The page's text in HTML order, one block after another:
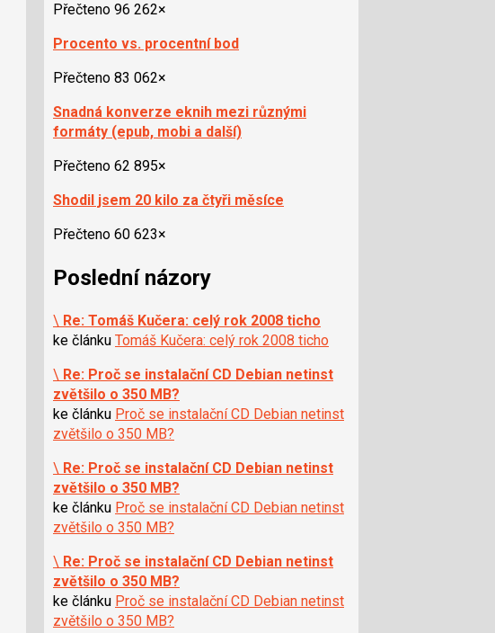
Přečteno 96 262×
Procento vs. procentní bod
Přečteno 83 062×
Snadná konverze eknih mezi různými
formáty (epub, mobi a další)
Přečteno 62 895×
Shodil jsem 20 kilo za čtyři měsíce
Přečteno 60 623×
Poslední názory
\ Re: Tomáš Kučera: celý rok 2008 ticho
ke článku Tomáš Kučera: celý rok 2008 ticho
\ Re: Proč se instalační CD Debian netinst
zvětšilo o 350 MB?
ke článku Proč se instalační CD Debian netinst
zvětšilo o 350 MB?
\ Re: Proč se instalační CD Debian netinst
zvětšilo o 350 MB?
ke článku Proč se instalační CD Debian netinst
zvětšilo o 350 MB?
\ Re: Proč se instalační CD Debian netinst
zvětšilo o 350 MB?
ke článku Proč se instalační CD Debian netinst
zvětšilo o 350 MB?